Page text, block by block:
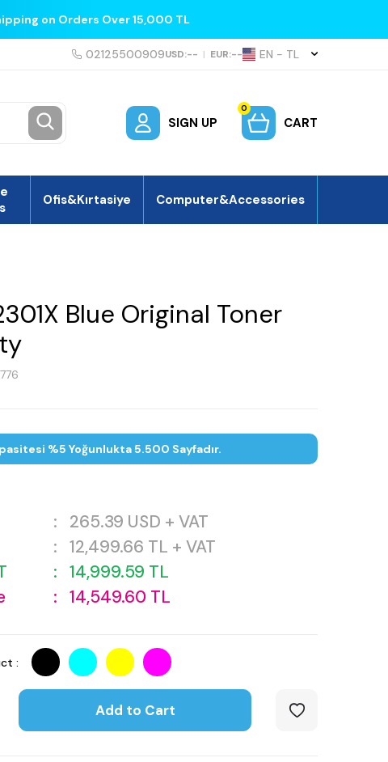
on Orders Over 15,000 TL
02125500909USD:-- | EUR:-- EN − TL
SIGN UP
0
CART
Ofis&Kırtasiye Computer&Accessories
Blue Original Toner
%5 Yoğunlukta 5.500 Sayfadır.
: 265.39 USD + VAT
: 12,499.66 TL + VAT
: 14,999.59 TL
: 14,549.60 TL
:
Add to Cart